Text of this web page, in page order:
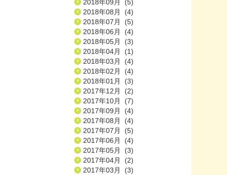
2018年09月 (5)
2018年08月 (4)
2018年07月 (5)
2018年06月 (4)
2018年05月 (3)
2018年04月 (1)
2018年03月 (4)
2018年02月 (4)
2018年01月 (3)
2017年12月 (2)
2017年10月 (7)
2017年09月 (4)
2017年08月 (4)
2017年07月 (5)
2017年06月 (4)
2017年05月 (3)
2017年04月 (2)
2017年03月 (3)